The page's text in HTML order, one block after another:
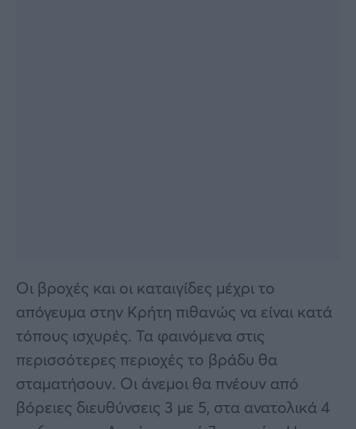
Οι βροχές και οι καταιγίδες μέχρι το
απόγευμα στην Κρήτη πιθανώς να είναι κατά
τόπους ισχυρές. Τα φαινόμενα στις
περισσότερες περιοχές το βράδυ θα
σταματήσουν. Οι άνεμοι θα πνέουν από
βόρειες διευθύνσεις 3 με 5, στα ανατολικά 4